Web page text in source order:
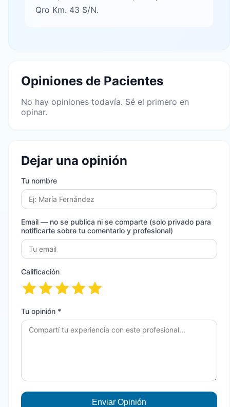
Qro Km. 43 S/N.
Opiniones de Pacientes
No hay opiniones todavía. Sé el primero en
opinar.
Dejar una opinión
Tu nombre
Email — no se publica ni se comparte (solo privado para
notificarte sobre tu comentario y profesional)
Calificación
Tu opinión *
Enviar Opinión